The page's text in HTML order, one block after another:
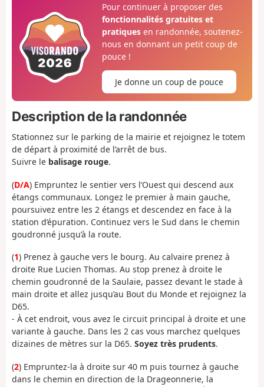
Pour continuer à proposer des
fonctionnalités gratuites et
pratiquesen randonnée, soutenez-
nous en donnant un petit coup de
pouce !
Je donne un coup de pouce
Description de la randonnée
Stationnez sur le parking de la mairie et rejoignez le totem
de départ à proximité de l’arrêt de bus.
Suivre le balisage rouge.
(D/A) Empruntez le sentier vers l’Ouest qui descend aux
étangs communaux. Longez le premier à main gauche,
poursuivez entre les 2 étangs et descendez en face à la
station d’épuration. Continuez vers le Sud dans le chemin
goudronné jusqu’à la route.
(1) Prenez à gauche vers le bourg. Au calvaire prenez à
droite Rue Lucien Thomas. Au stop prenez à droite le
chemin goudronné de la Saulaie, passez devant le stade à
main droite et allez jusqu’au Bout du Monde et rejoignez la
D65.
- À cet endroit, vous avez le circuit principal à droite et une
variante à gauche. Dans les 2 cas vous marchez quelques
dizaines de mètres sur la D65. Soyez très prudents.
(2) Empruntez-la à droite sur 40 m puis tournez à gauche
dans le chemin en direction de la Drageonnerie, la